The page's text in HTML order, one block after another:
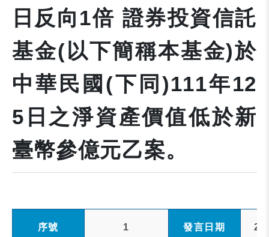
日反向1倍 證券投資信託
基金(以下簡稱本基金)於
中華民國(下同)111年12
5日之淨資產價值低於新
臺幣參億元乙案。
序號 1 發言日期